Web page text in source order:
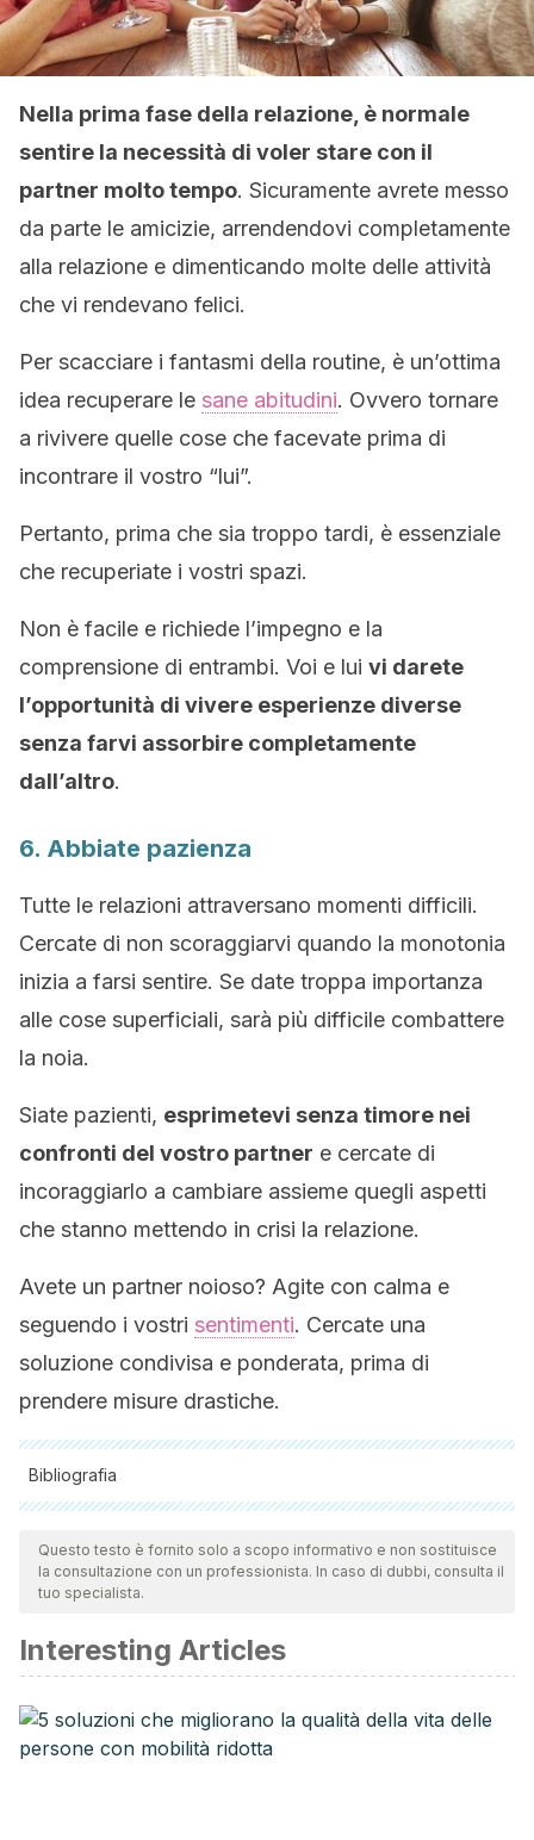
Nella prima fase della relazione, è normale
sentire la necessità di voler stare con il
partner molto tempo. Sicuramente avrete messo
da parte le amicizie, arrendendovi completamente
alla relazione e dimenticando molte delle attività
che vi rendevano felici.
Per scacciare i fantasmi della routine, è un’ottima
idea recuperare le sane abitudini. Ovvero tornare
a rivivere quelle cose che facevate prima di
incontrare il vostro “lui”.
Pertanto, prima che sia troppo tardi, è essenziale
che recuperiate i vostri spazi.
Non è facile e richiede l’impegno e la
comprensione di entrambi. Voi e lui vi darete
l’opportunità di vivere esperienze diverse
senza farvi assorbire completamente
dall’altro.
6. Abbiate pazienza
Tutte le relazioni attraversano momenti difficili.
Cercate di non scoraggiarvi quando la monotonia
inizia a farsi sentire. Se date troppa importanza
alle cose superficiali, sarà più difficile combattere
la noia.
Siate pazienti, esprimetevi senza timore nei
confronti del vostro partner e cercate di
incoraggiarlo a cambiare assieme quegli aspetti
che stanno mettendo in crisi la relazione.
Avete un partner noioso? Agite con calma e
seguendo i vostri sentimenti. Cercate una
soluzione condivisa e ponderata, prima di
prendere misure drastiche.
Bibliografia
Tutte le fonti citate sono state esaminate a fondo dal nostro
team per garantirne la qualità, l'affidabilità, l'attualità e la
validità. La bibliografia di questo articolo è stata considerata
Martin, M., Sadlo, G., & Stew, G. (2006). The phenomenon
of boredom. Qualitative Research in Psychology.
https://doi.org/10.1143/JJAP.43.3473
Barbalet, J. M. (1999). Boredom and social meaning. The
Questo testo è fornito solo a scopo informativo e non sostituisce
la consultazione con un professionista. In caso di dubbi, consulta il
tuo specialista.
Interesting Articles